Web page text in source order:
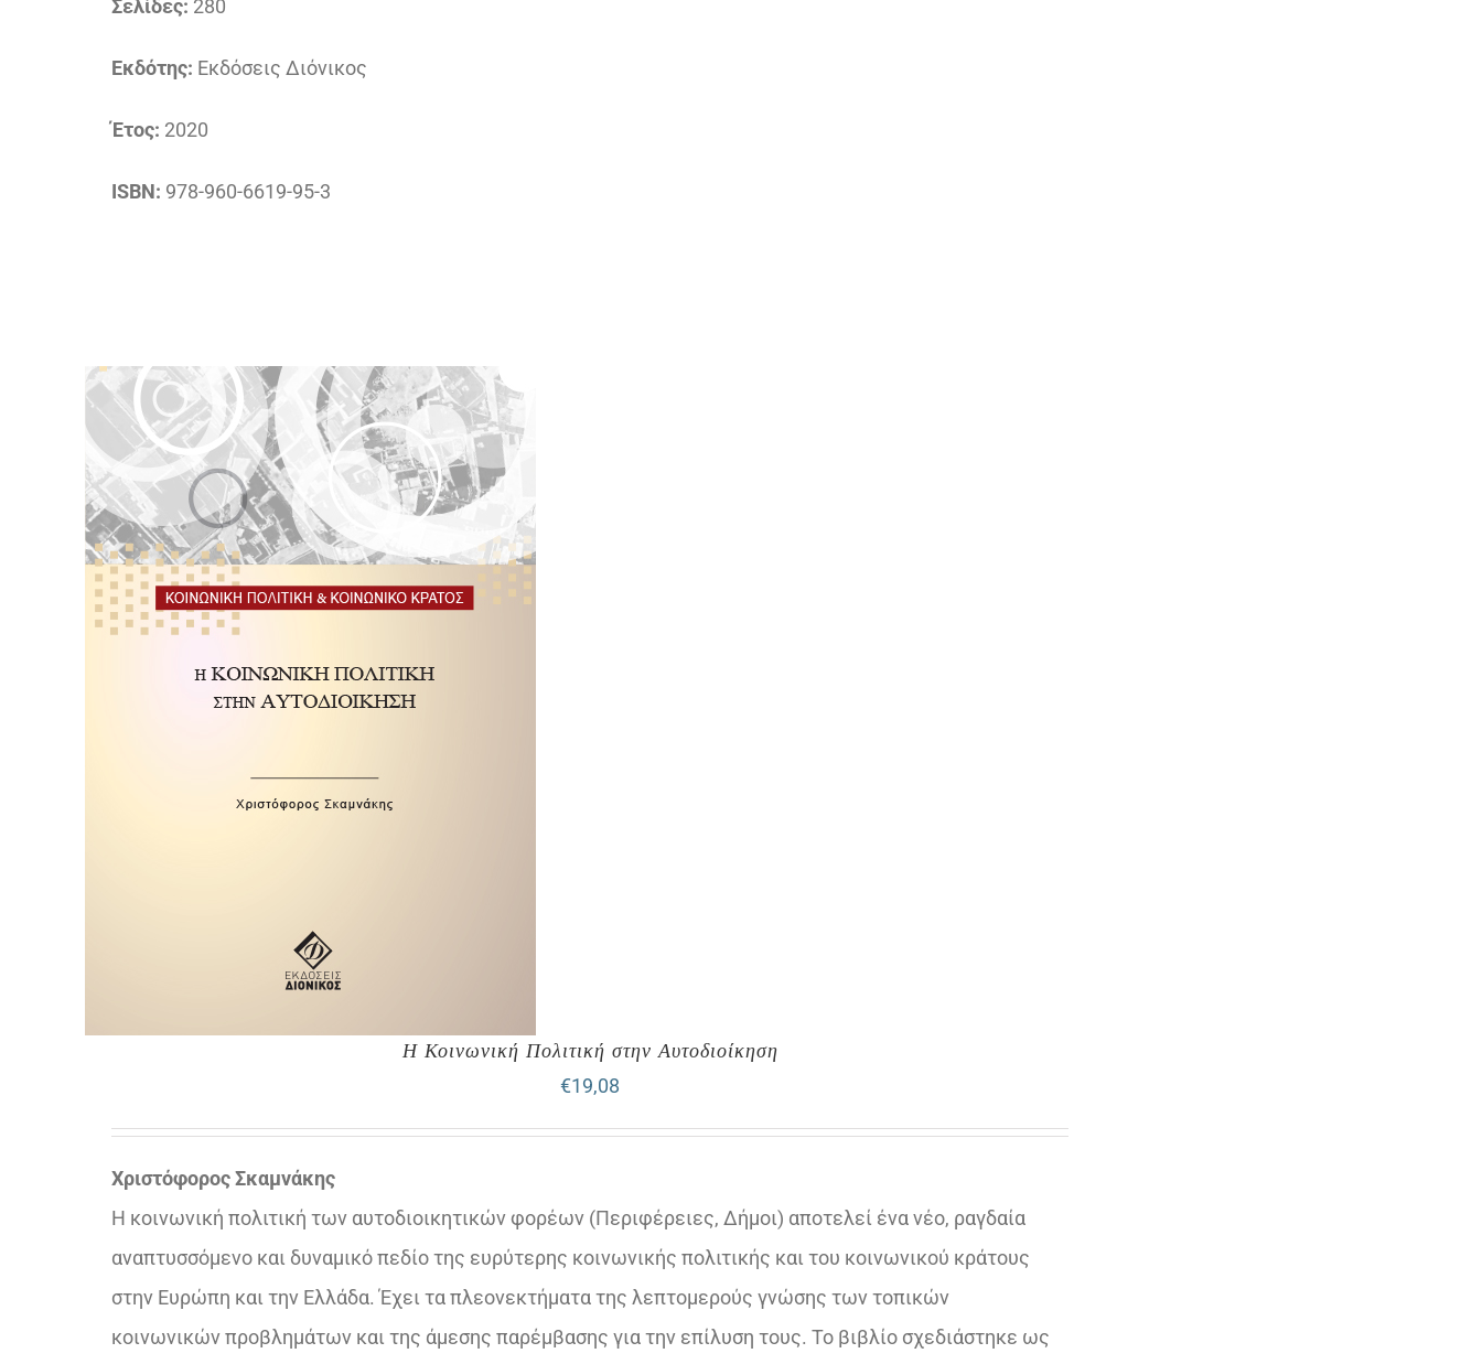
Σελίδες: 280
Εκδότης: Εκδόσεις Διόνικος
Έτος: 2020
ISBN: 978-960-6619-95-3
Η Κοινωνική Πολιτική στην Αυτοδιοίκηση
€19,08
Χριστόφορος Σκαμνάκης
Η κοινωνική πολιτική των αυτοδιοικητικών φορέων (Περιφέρειες, Δήμοι) αποτελεί ένα νέο, ραγδαία
αναπτυσσόμενο και δυναμικό πεδίο της ευρύτερης κοινωνικής πολιτικής και του κοινωνικού κράτους
στην Ευρώπη και την Ελλάδα. Έχει τα πλεονεκτήματα της λεπτομερούς γνώσης των τοπικών
κοινωνικών προβλημάτων και της άμεσης παρέμβασης για την επίλυση τους. Το βιβλίο σχεδιάστηκε ως